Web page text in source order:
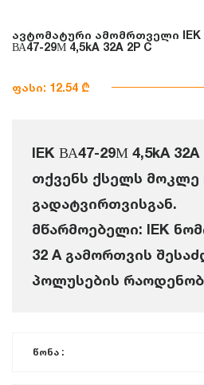
ავტომატური ამომრთველი IEK
ВА47-29М 4,5kA 32A 2P C
ფასი: 12.54 ₾
IEK ВА47-29М 4,5kA
თქვენს ქსელს მოკლე
გადატვირთვისგან.
მწარმოებელი: IEK
32 A გამორთვის
პოლუსების
წონა :